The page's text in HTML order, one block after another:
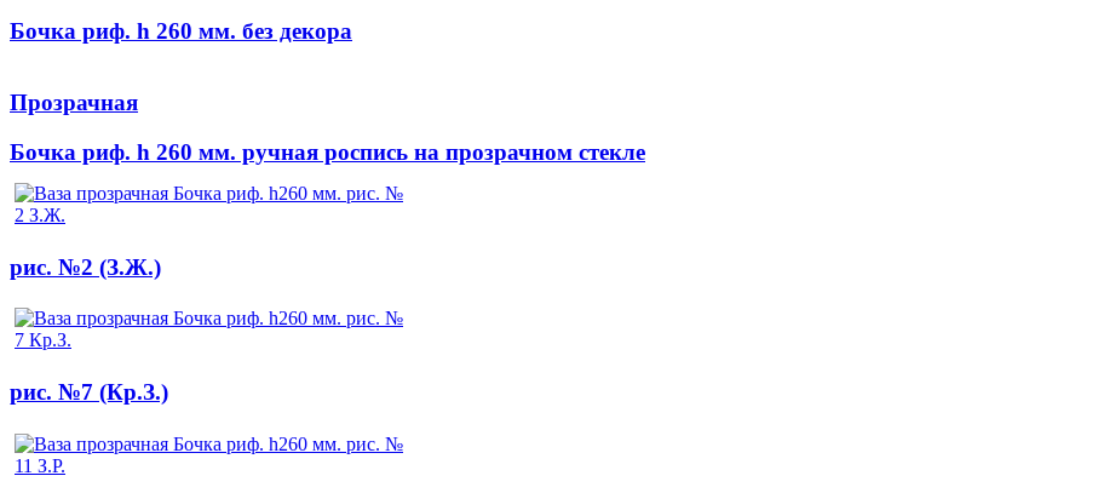
Бочка риф. h 260 мм. без декора
Прозрачная
Бочка риф. h 260 мм. ручная роспись на прозрачном стекле
рис. №2 (З.Ж.)
рис. №7 (Кр.З.)